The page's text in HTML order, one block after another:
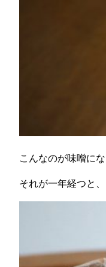
こんなのが味噌に
それが一年経つと、